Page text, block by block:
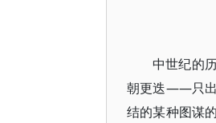
中世纪的
朝更迭——只出
结的某种图谋